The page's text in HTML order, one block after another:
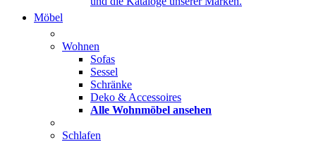
Möbel
Wohnen
Sofas
Sessel
Schränke
Deko & Accessoires
Alle Wohnmöbel ansehen
Schlafen